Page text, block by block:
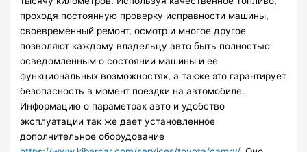
проходя постоянную проверку исправности машины,
своевременный ремонт, осмотр и многое другое
позволяют каждому владельцу авто быть полностью
осведомленным о состоянии машины и ее
функциональных возможностях, а также это гарантирует
безопасность в момент поездки на автомобиле.
Информацию о параметрах авто и удобство
эксплуатации так же дает установленное
дополнительное оборудование